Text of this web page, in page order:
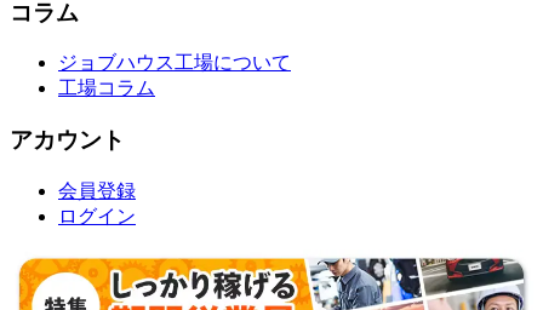
コラム
ジョブハウス工場について
工場コラム
アカウント
会員登録
ログイン